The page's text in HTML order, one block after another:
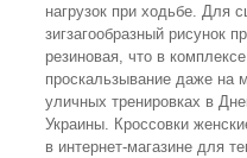
нагрузок при ходьбе. Для
зигзагообразный рисунок
резиновая, что в
проскальзывание даже на
уличных тренировках в
Украины. Кроссовки
в интернет-магазине для